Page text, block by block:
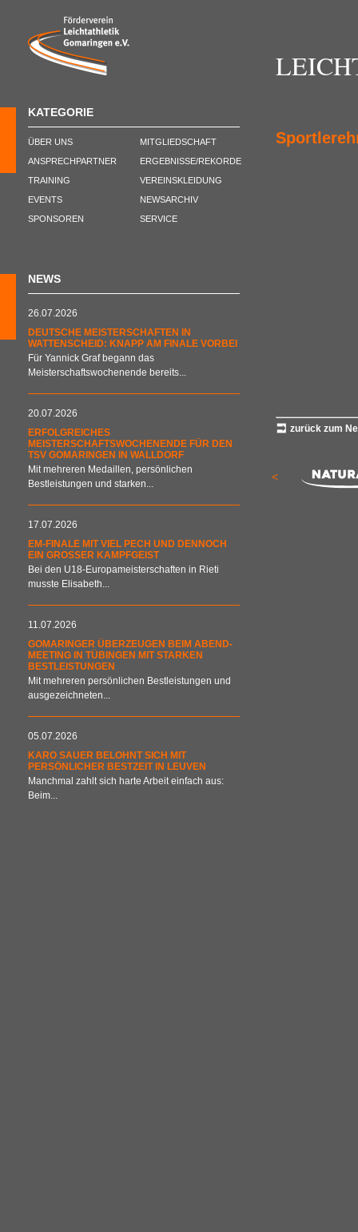
KATEGORIE
ÜBER UNS
ANSPRECHPARTNER
TRAINING
EVENTS
SPONSOREN
MITGLIEDSCHAFT
ERGEBNISSE/REKORDE
VEREINSKLEIDUNG
NEWSARCHIV
SERVICE
NEWS
26.07.2026
DEUTSCHE MEISTERSCHAFTEN IN
WATTENSCHEID: KNAPP AM FINALE VORBEI
Für Yannick Graf begann das
Meisterschaftswochenende bereits...
20.07.2026
ERFOLGREICHES
MEISTERSCHAFTSWOCHENENDE FÜR DEN
TSV GOMARINGEN IN WALLDORF
Mit mehreren Medaillen, persönlichen
Bestleistungen und starken...
17.07.2026
EM-FINALE MIT VIEL PECH UND DENNOCH
EIN GROSSER KAMPFGEIST
Bei den U18-Europameisterschaften in Rieti
musste Elisabeth...
11.07.2026
GOMARINGER ÜBERZEUGEN BEIM ABEND-
MEETING IN TÜBINGEN MIT STARKEN
BESTLEISTUNGEN
Mit mehreren persönlichen Bestleistungen und
ausgezeichneten...
05.07.2026
KARO SAUER BELOHNT SICH MIT
PERSÖNLICHER BESTZEIT IN LEUVEN
Manchmal zahlt sich harte Arbeit einfach aus:
Beim...
zurück zum
<